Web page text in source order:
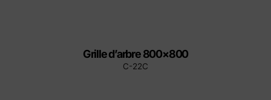
Grille d’arbre 800×800
C-22C